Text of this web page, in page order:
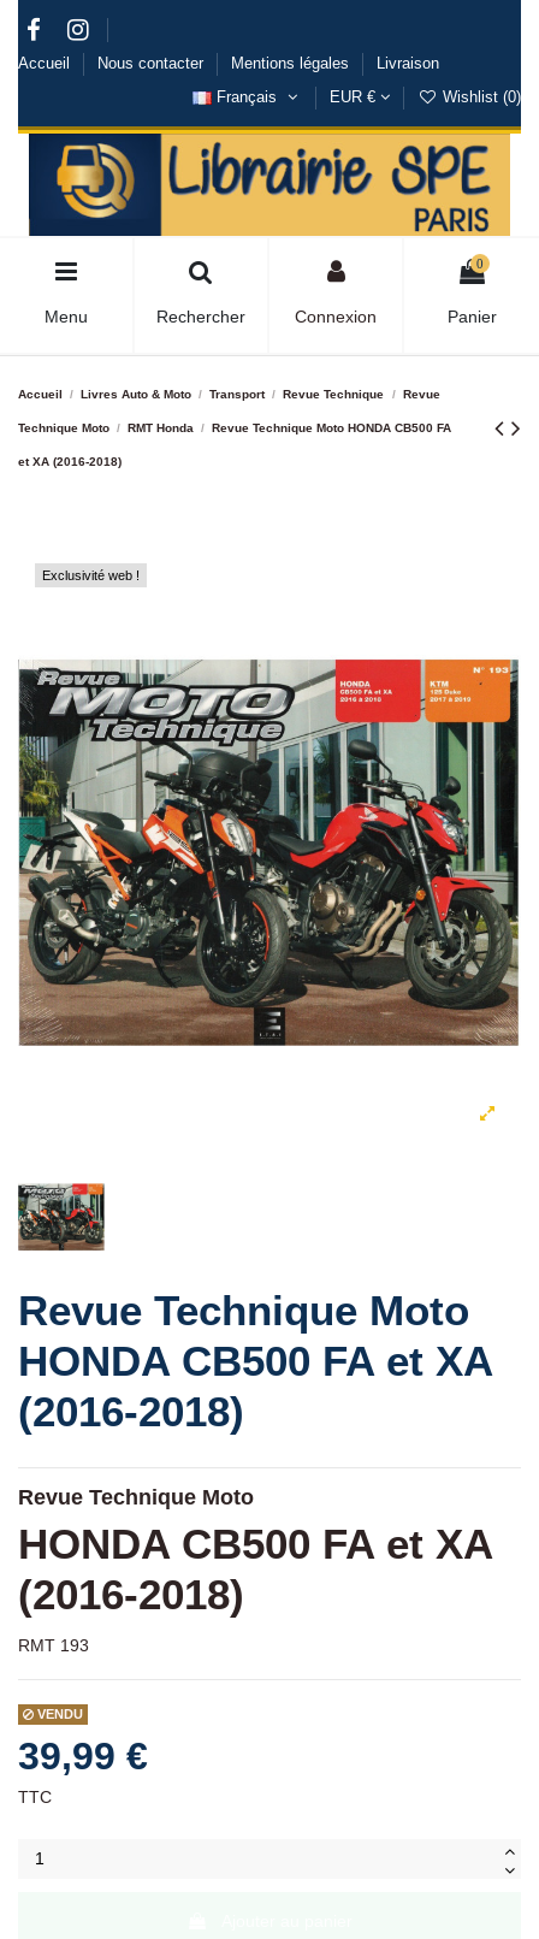
Accueil Nous contacter Mentions légales
Livraison
Français
EUR € Wishlist (0)
Menu Rechercher Connexion
0
Panier
Accueil Livres Auto & Moto Transport Revue Technique Revue
Technique Moto RMT Honda Revue Technique Moto HONDA CB500 FA
et XA (2016-2018)
Exclusivité web !
Revue Technique Moto
HONDA CB500 FA et XA
(2016-2018)
Revue Technique Moto
HONDA CB500 FA et XA
(2016-2018)
RMT 193
VENDU
39,99 €
TTC